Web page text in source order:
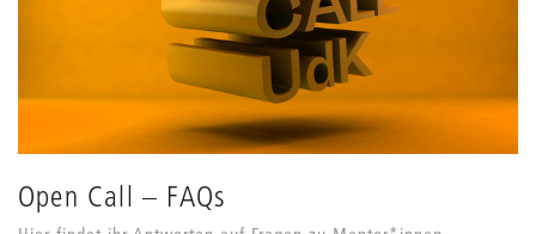
Open Call – FAQs